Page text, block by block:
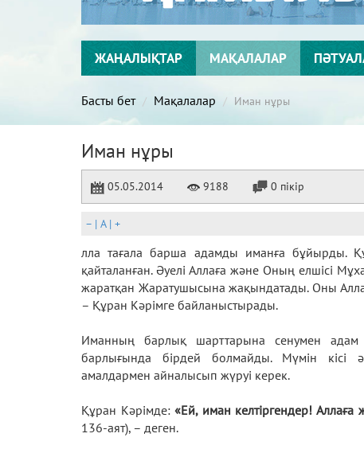
ЖАҢАЛЫҚТАР МАҚАЛАЛАР
Басты бет Мақалалар Иман нұры
Иман нұры
05.05.2014 9188 0 пікір
– | A| +
лла тағала барша адамды иманға бұйырды.
қайталанған. Әуелі Аллаға және Оның елшісі
жаратқан Жаратушысына жақындатады. Оны Алла
– Құран Кәрімге байланыстырады.
Иманның барлық шарттарына сенумен
барлығында бірдей болмайды. Мүмін кісі
амалдармен айналысып жүруі керек.
Құран Кәрімде:«Ей, иман келтіргендер! Аллаға
136-аят), – деген.